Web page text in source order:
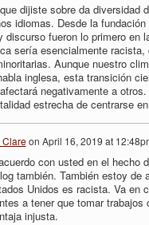
dijiste sobre da
idiomas. Desde la
discurso fueron lo primero en
sería esencialmente
Aunque nuestro
inglesa, esta transición
negativamente a
estrecha de centrarse
on April 16, 2019 at
con usted en el
también. También estoy
Unidos es racista. Va en
a tener que tomar
injusta.